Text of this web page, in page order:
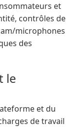
et
contrôles de
microphones
des
le
et du
de travail